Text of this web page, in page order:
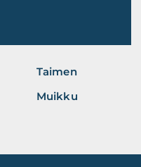
Taimen
Muikku